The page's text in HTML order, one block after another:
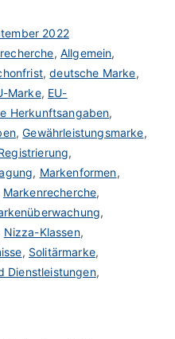
2022
, Allgemein,
,deutsche Marke,
Marke, EU-
Herkunftsangaben,
,Gewährleistungsmarke,
,
, Markenformen,
Markenrecherche,
,
Nizza-Klassen,
, Solitärmarke,
Dienstleistungen,